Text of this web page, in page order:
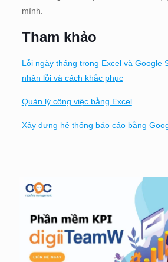
mình.
Tham khảo
Lỗi ngày tháng trong Excel và Google
nhân lỗi và cách khắc phục
Quản lý công việc bằng Excel
Xây dựng hệ thống báo cáo bằng